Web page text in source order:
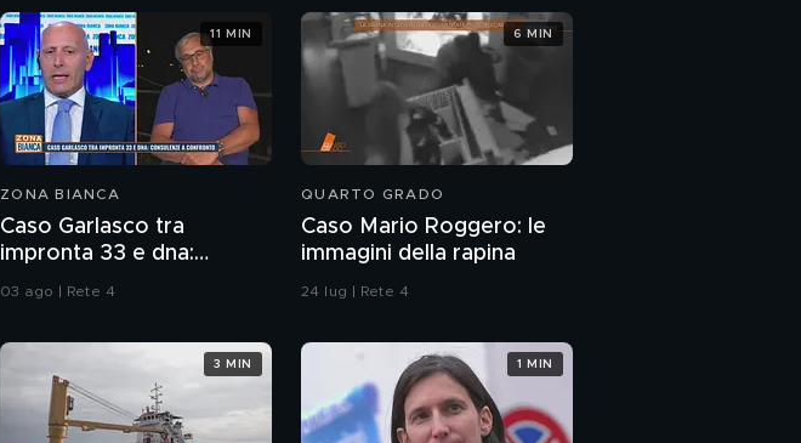
ZONA BIANCA
Caso Garlasco tra
impronta 33 e dna:
consulenze a confronto
03 ago | Rete 4
11 MIN
QUARTO GRADO
Caso Mario Roggero: le
immagini della rapina
24 lug | Rete 4
6 MIN
3 MIN 1 MIN